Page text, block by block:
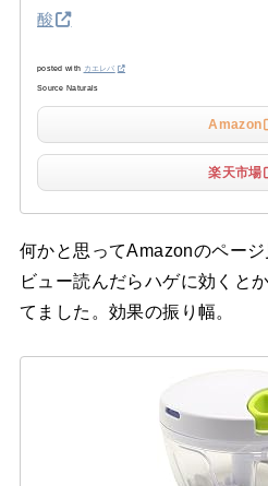
酸
posted with カエレバ
Source Naturals
Amazon
楽天市場
何かと思ってAmazonのペー
ビュー読んだらハゲに効くと
てました。効果の振り幅。